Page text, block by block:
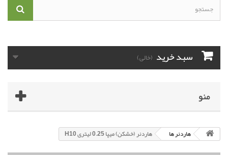
سبد خرید (خالی)
منو
هاردنر ها هاردنر (خشکن) میپا 0.25 لیتری H10